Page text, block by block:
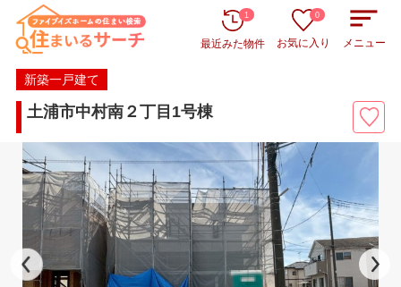
最近みた物件
1
お気に入り
0
メニュー
新築一戸建て
土浦市中村南２丁目1号棟